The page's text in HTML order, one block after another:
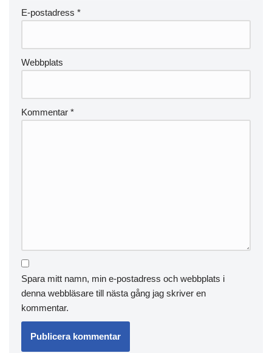
E-postadress *
Webbplats
Kommentar *
Spara mitt namn, min e-postadress och webbplats i
denna webbläsare till nästa gång jag skriver en
kommentar.